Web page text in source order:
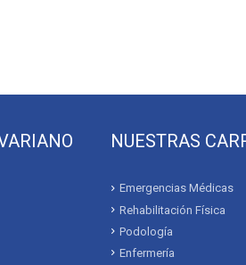
NUESTRAS
Emergencias Médicas
Rehabilitación Física
Podología
Enfermería